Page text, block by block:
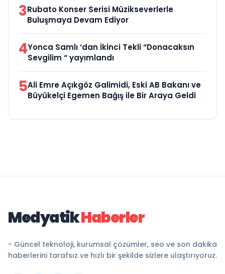
3Rubato Konser Serisi Müzikseverlerle
Buluşmaya Devam Ediyor
4Yonca Samlı ‘dan İkinci Tekli “Donacaksın
Sevgilim “ yayımlandı
5Ali Emre Açıkgöz Galimidi, Eski AB Bakanı ve
Büyükelçi Egemen Bağış ile Bir Araya Geldi
MedyatikHaberler
- Güncel teknoloji, kurumsal çözümler, seo ve son dakika
haberlerini tarafsız ve hızlı bir şekilde sizlere ulaştırıyoruz.